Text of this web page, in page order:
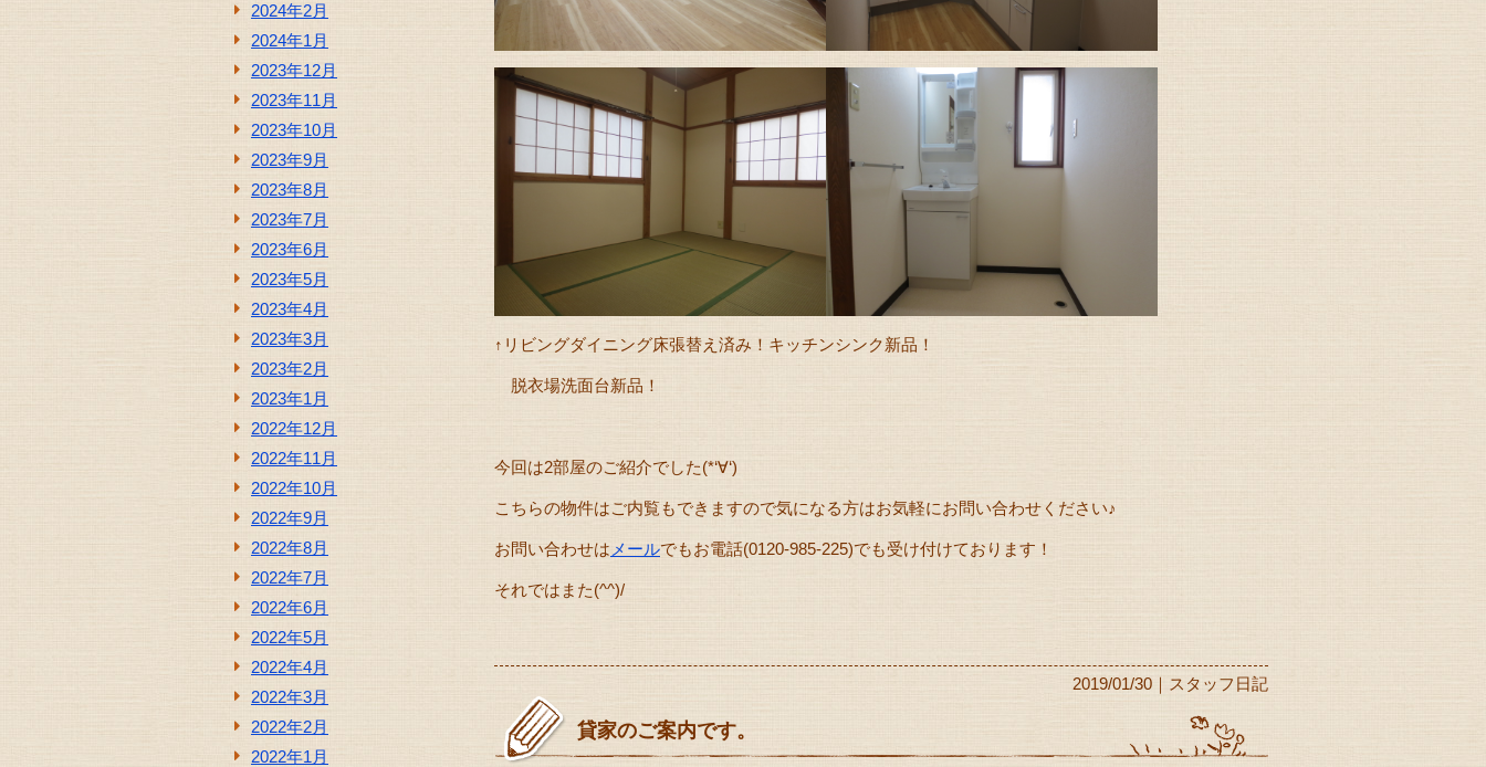
2024年2月
2024年1月
2023年12月
2023年11月
2023年10月
2023年9月
2023年8月
2023年7月
2023年6月
2023年5月
2023年4月
2023年3月
2023年2月
2023年1月
2022年12月
2022年11月
2022年10月
2022年9月
2022年8月
2022年7月
2022年6月
2022年5月
2022年4月
2022年3月
2022年2月
2022年1月
↑リビングダイニング床張替え済み！キッチンシンク新品！
脱衣場洗面台新品！
今回は2部屋のご紹介でした(*‘∀‘)
こちらの物件はご内覧もできますので気になる方はお気軽にお問い合わせください♪
お問い合わせは メールでもお電話(0120-985-225)でも受け付けております！
それではまた(^^)/
2019/01/30｜スタッフ日記
貸家のご案内です。